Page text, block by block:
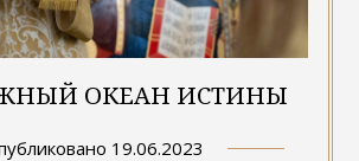
ОКЕАН ИСТИНЫ
19.06.2023